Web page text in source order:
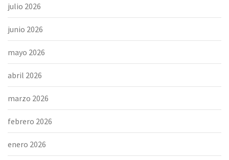
julio 2026
junio 2026
mayo 2026
abril 2026
marzo 2026
febrero 2026
enero 2026